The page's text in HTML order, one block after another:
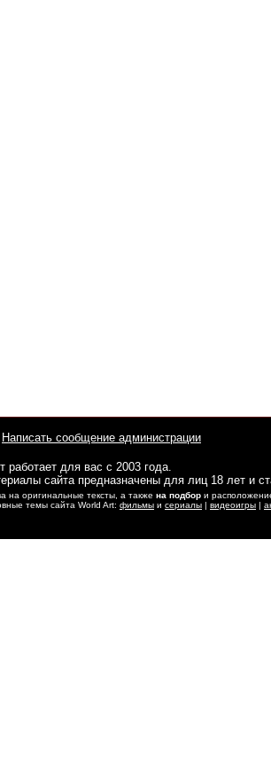
Написать сообщение администрации
работает для вас с 2003 года.
сайта предназначены для лиц 18 лет и
на оригинальные тексты, а также на подбор и
темы сайта World Art: фильмы и сериалы | видеоигры |